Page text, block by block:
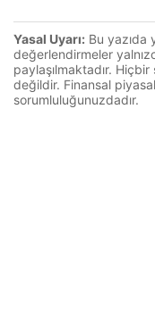
Yasal Uyarı: Bu yazıda
değerlendirmeler
paylaşılmaktadır.
değildir. Finansal
sorumluluğunuzdadır.